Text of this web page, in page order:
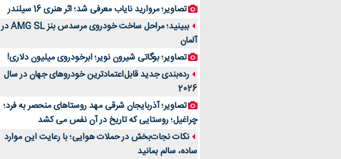
تصاویر؛ مروارید نایاب معرفی شد؛ اثر هنری 16 سیلندر
ببینید؛ مراحل ساخت خودروی مرسدس بنز AMG SL در
آلمان
تصاویر؛ بوگاتی شیرون نویر؛ ابرخودروی میلیون دلاری!
رده‌بندی جدید قابل‌اعتمادترین خودروهای جهان در سال
2026
تصاویر؛ آذربایجان شرقی مهد روستاهای منحصر به فرد؛
چراغیل؛ روستایی که تاریخ در آن نفس می کشد
نکات نجات‌بخش در حملات هوایی؛ با رعایت این موارد
ساده، سالم بمانید